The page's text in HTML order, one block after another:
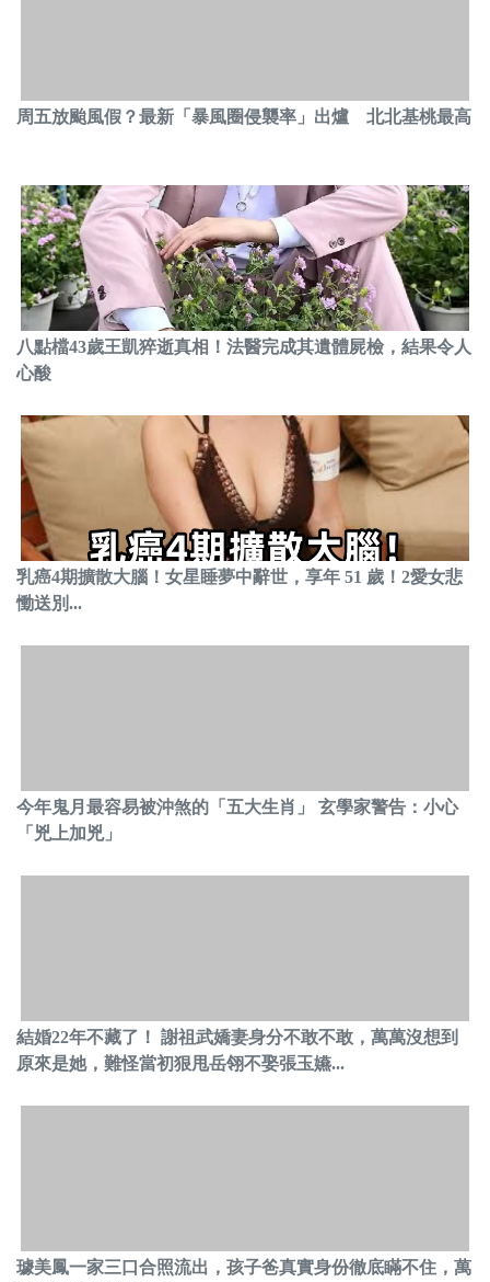
周五放颱風假？最新「暴風圈侵襲率」出爐 北北基桃最高
八點檔43歲王凱猝逝真相！法醫完成其遺體屍檢，結果令人
心酸
乳癌4期擴散大腦！女星睡夢中辭世，享年 51 歲！2愛女悲
慟送別...
今年鬼月最容易被沖煞的「五大生肖」 玄學家警告：小心
「兇上加兇」
結婚22年不藏了！ 謝祖武嬌妻身分不敢不敢，萬萬沒想到
原來是她，難怪當初狠甩岳翎不娶張玉嬿...
璩美鳳一家三口合照流出，孩子爸真實身份徹底瞞不住，萬